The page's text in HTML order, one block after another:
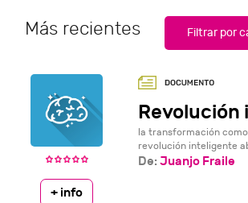
Más recientes Filtrar por
la transformación
revolución inteligente
+ info
De: Juanjo Fraile